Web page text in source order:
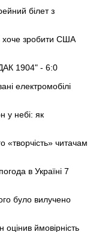
білет з
зробити США
1904" - 6:0
електромобілі
у небі: як
«творчість» читачам
в Україні 7
було вилучено
оцінив ймовірність